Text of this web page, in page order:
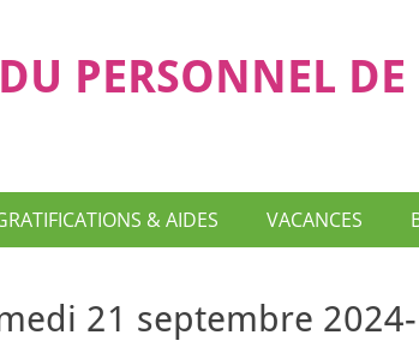
PERSONNEL
& AIDES VACANCES
21 septembre 2024-